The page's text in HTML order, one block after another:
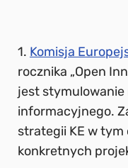
1. Komisja
rocznika „Open
jest stymulowanie
informacyjnego.
strategii KE w tym
konkretnych